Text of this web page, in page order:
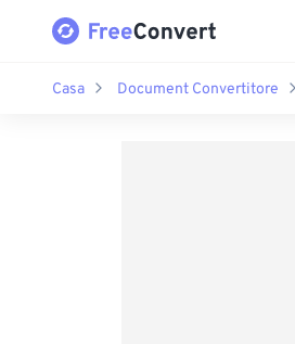
Casa Document Convertitore